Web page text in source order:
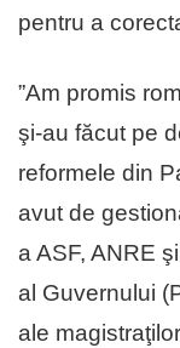
pentru a
”Am promis
şi-au făcut pe
reformele din
avut de
a ASF, ANRE
al Guvernului
ale